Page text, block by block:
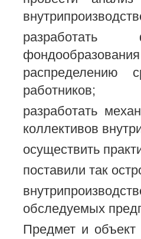
разработать
распределению
работников;
разработать
коллективов
осуществить
поставили так
обследуемых
Предмет и объект